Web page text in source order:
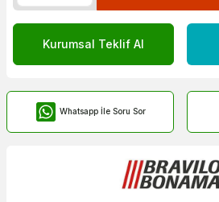
Kurumsal Teklif Al
Whatsapp İle Soru Sor